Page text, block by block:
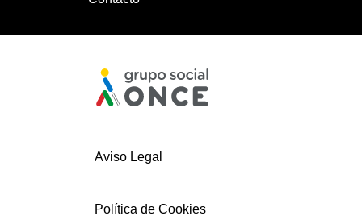
Aviso Legal
Política de Cookies